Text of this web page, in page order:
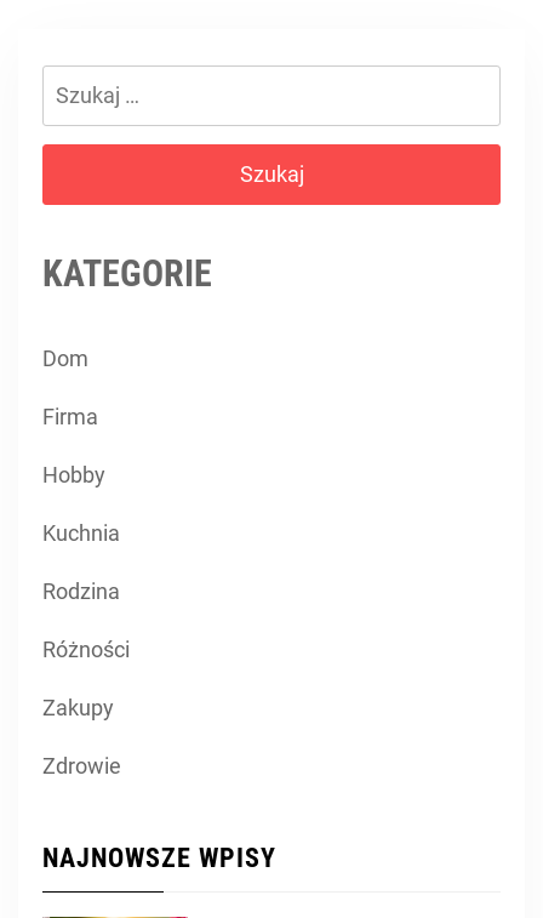
Szukaj:
KATEGORIE
Dom
Firma
Hobby
Kuchnia
Rodzina
Różności
Zakupy
Zdrowie
NAJNOWSZE WPISY